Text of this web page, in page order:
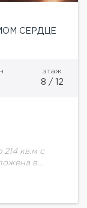
СЕРДЦЕ
этаж
8 / 12
кв.м с
в